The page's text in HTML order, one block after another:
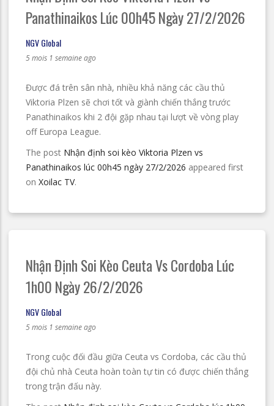
Panathinaikos Lúc 00h45 Ngày 27/2/2026
NGV Global
5 mois 1 semaine ago
Được đá trên sân nhà, nhiều khả năng các cầu thủ
Viktoria Plzen sẽ chơi tốt và giành chiến thắng trước
Panathinaikos khi 2 đội gặp nhau tại lượt về vòng play
off Europa League.
The post Nhận định soi kèo Viktoria Plzen vs
Panathinaikos lúc 00h45 ngày 27/2/2026 appeared first
on Xoilac TV.
Nhận Định Soi Kèo Ceuta Vs Cordoba Lúc
1h00 Ngày 26/2/2026
NGV Global
5 mois 1 semaine ago
Trong cuộc đối đầu giữa Ceuta vs Cordoba, các cầu thủ
đội chủ nhà Ceuta hoàn toàn tự tin có được chiến thắng
trong trận đấu này.